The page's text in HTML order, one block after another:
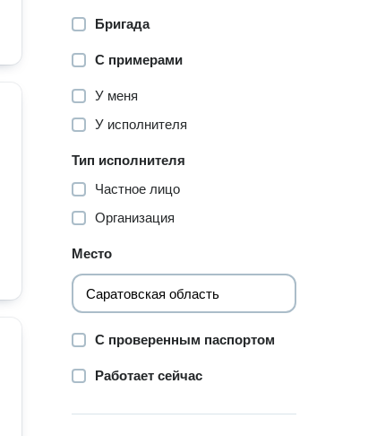
Бригада
С примерами
У меня
У исполнителя
Тип исполнителя
Частное лицо
Организация
Место
С проверенным паспортом
Работает сейчас